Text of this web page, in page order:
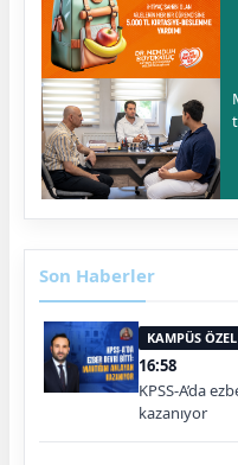
Son Haberler
KAMPÜS ÖZEL
16:58
KPSS-A’da
kazanıyor